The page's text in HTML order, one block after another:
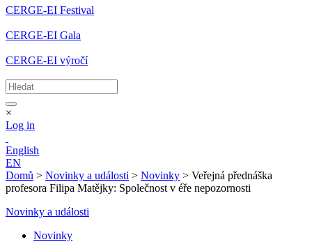
CERGE-EI Festival
CERGE-EI Gala
CERGE-EI výročí
×
Log in
English
EN
Domů > Novinky a události > Novinky > Veřejná přednáška
profesora Filipa Matějky: Společnost v éře nepozornosti
Novinky a události
Novinky